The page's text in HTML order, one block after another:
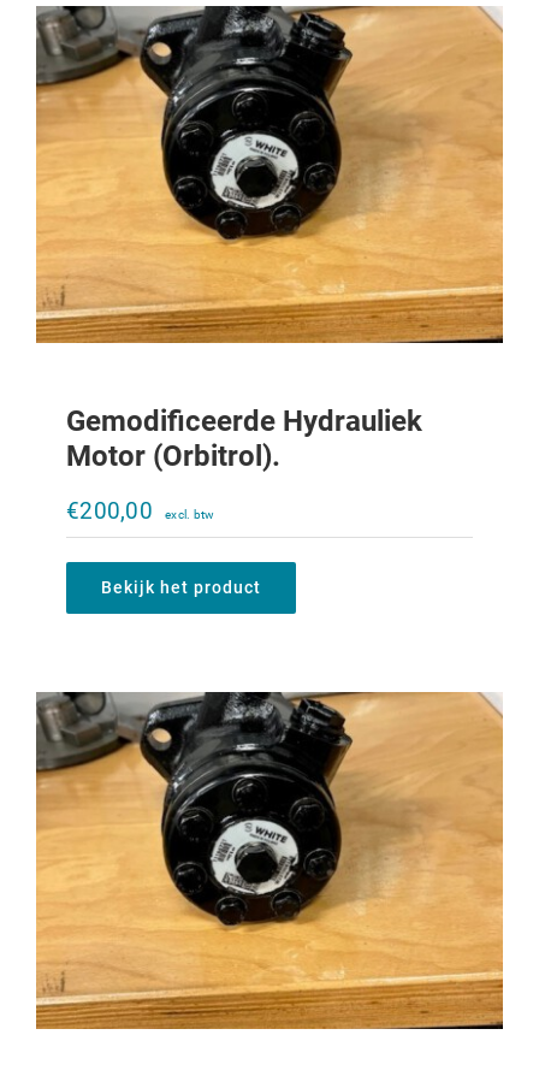
Gemodificeerde Hydrauliek
Motor (orbitrol).
€200,00
Bekijk het product
€305,00